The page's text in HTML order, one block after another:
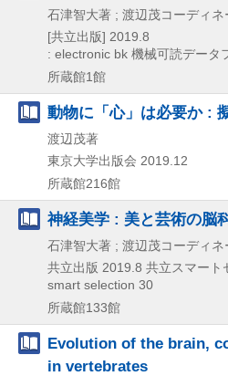
石津智大著 ; 渡辺茂コーディネ
[共立出版] 2019.8
: electronic bk 機械可読データ
所蔵館1館
動物に「心」は必要か :
渡辺茂著
東京大学出版会 2019.12
所蔵館216館
神経美学 : 美と芸術の脳
石津智大著 ; 渡辺茂コーディネ
共立出版 2019.8 共立スマート
smart selection 30
所蔵館133館
Evolution of the brain,
in vertebrates